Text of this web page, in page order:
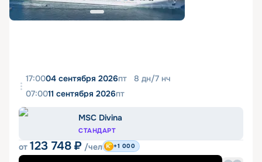
17:0004 сентября 2026пт 8 дн/7 нч
07:0011 сентября 2026пт
MSC Divina
СТАНДАРТ
от 123 748 ₽ /чел +1 000